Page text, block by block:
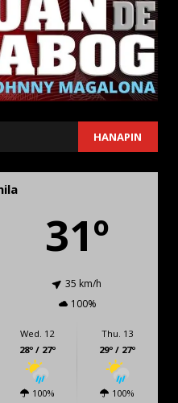
HANAPIN
31º
35 km/h
100%
Wed. 12
28º / 27º
100%
Thu. 13
29º / 27º
100%